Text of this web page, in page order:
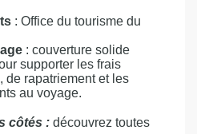
: Office du tourisme du
: couverture solide
supporter les frais
de rapatriement et les
au voyage.
côtés : découvrez toutes